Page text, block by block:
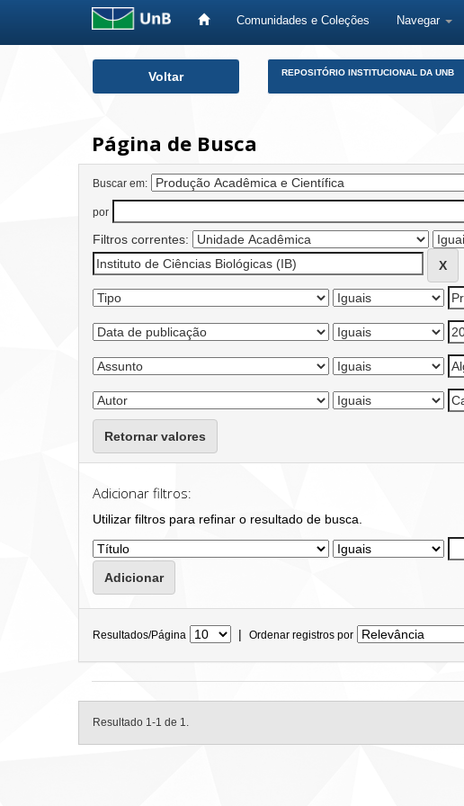
Comunidades e Coleções Navegar
Voltar REPOSITÓRIO INSTITUCIONAL DA UNB
Página de Busca
Buscar em:
por
Filtros correntes:
Retornar valores
Adicionar filtros:
Utilizar filtros para refinar o resultado de busca.
Resultados/Página | Ordenar registros por
Resultado 1-1 de 1.